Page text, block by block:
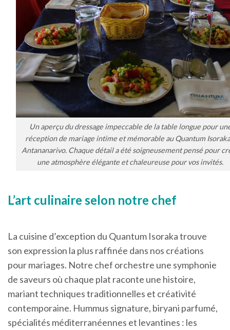
Un aperçu du dressage impeccable de la table longue pour
réception de mariage intime et mémorable au Quantum
Antananarivo. Chaque détail a été soigneusement pensé pour
une atmosphère élégante et chaleureuse pour vos invités.
L’art culinaire selon notre chef
La cuisine d’exception du Quantum Isoraka trouve
son expression la plus raffinée dans nos créations
pour mariages. Notre chef orchestre une symphonie
de saveurs où chaque plat raconte une histoire,
mariant techniques traditionnelles et créativité
contemporaine. Hummus signature, biryani parfumé,
spécialités méditerranéennes et levantines : les